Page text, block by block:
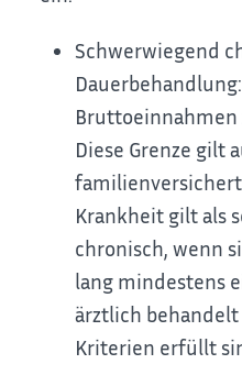
Schwerwiegend
Bruttoeinnahmen
Diese Grenze gilt
Krankheit gilt als
chronisch, wenn
lang mindestens
ärztlich
Kriterien erfüllt